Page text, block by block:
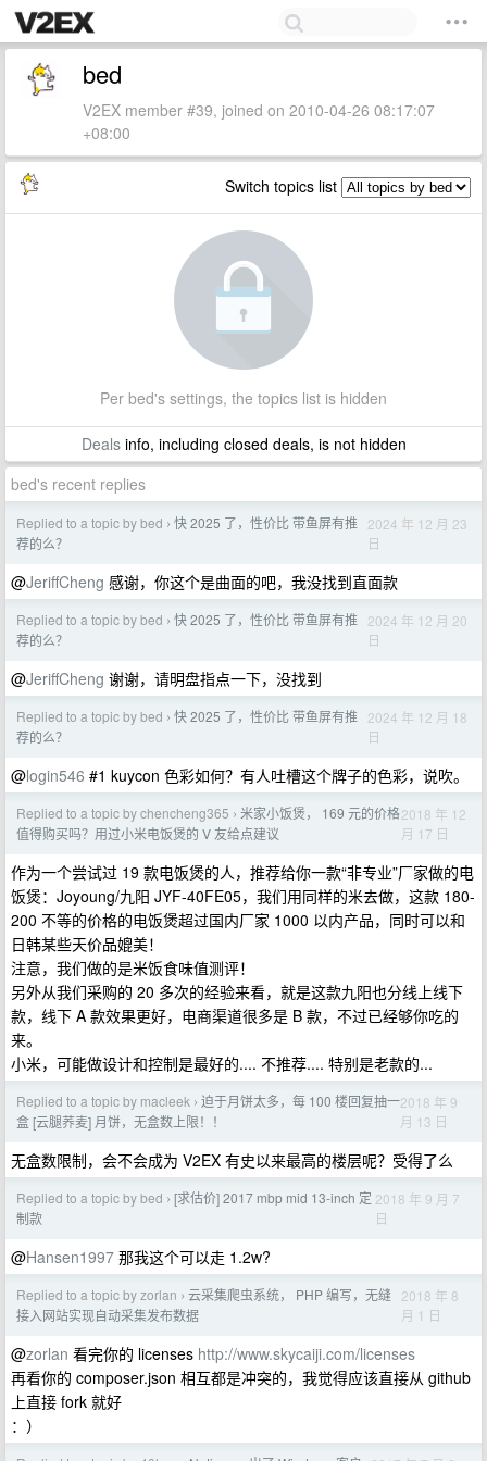
bed
V2EX member #39, joined on 2010-04-26 08:17:07
+08:00
Switch topics list
Per bed's settings, the topics list is hidden
Dealsinfo, including closed deals, is not hidden
bed's recent replies
Replied to a topic by bed › 快 2025 了，性价比 带鱼屏有推
荐的么？
2024 年 12 月 23
日
@JeriffCheng 感谢，你这个是曲面的吧，我没找到直面款
Replied to a topic by bed › 快 2025 了，性价比 带鱼屏有推
荐的么？
2024 年 12 月 20
日
@JeriffCheng 谢谢，请明盘指点一下，没找到
Replied to a topic by bed › 快 2025 了，性价比 带鱼屏有推
荐的么？
2024 年 12 月 18
日
@login546 #1 kuycon 色彩如何？有人吐槽这个牌子的色彩，说吹。
Replied to a topic by chencheng365 › 米家小饭煲， 169 元的价格
值得购买吗？用过小米电饭煲的 V 友给点建议
2018 年 12
月 17 日
作为一个尝试过 19 款电饭煲的人，推荐给你一款“非专业”厂家做的电
饭煲：Joyoung/九阳 JYF-40FE05，我们用同样的米去做，这款 180-
200 不等的价格的电饭煲超过国内厂家 1000 以内产品，同时可以和
日韩某些天价品媲美！
注意，我们做的是米饭食味值测评！
另外从我们采购的 20 多次的经验来看，就是这款九阳也分线上线下
款，线下 A 款效果更好，电商渠道很多是 B 款，不过已经够你吃的
来。
小米，可能做设计和控制是最好的.... 不推荐.... 特别是老款的...
Replied to a topic by macleek › 迫于月饼太多，每 100 楼回复抽一
盒 [云腿荞麦] 月饼，无盒数上限！！
2018 年 9
月 13 日
无盒数限制，会不会成为 V2EX 有史以来最高的楼层呢？受得了么
Replied to a topic by bed › [求估价] 2017 mbp mid 13-inch 定
制款
2018 年 9 月 7
日
@Hansen1997 那我这个可以走 1.2w?
Replied to a topic by zorlan › 云采集爬虫系统， PHP 编写，无缝
接入网站实现自动采集发布数据
2018 年 8
月 1 日
@zorlan 看完你的 licenses http://www.skycaiji.com/licenses
再看你的 composer.json 相互都是冲突的，我觉得应该直接从 github
上直接 fork 就好
：）